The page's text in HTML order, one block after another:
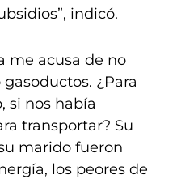
indicó.
me acusa de no
¿Para
si nos había
transportar? Su
marido fueron
los peores de